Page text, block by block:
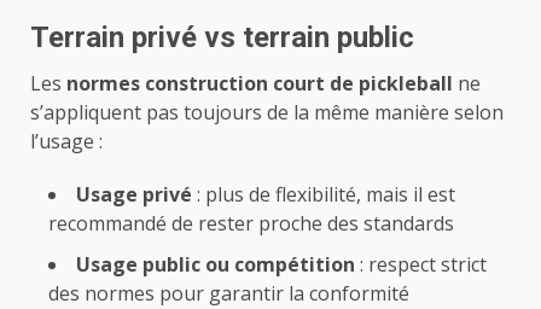
Terrain privé vs terrain public
Les normes construction court de pickleball ne
s’appliquent pas toujours de la même manière selon
l’usage :
Usage privé : plus de flexibilité, mais il est
recommandé de rester proche des standards
Usage public ou compétition : respect strict
des normes pour garantir la conformité